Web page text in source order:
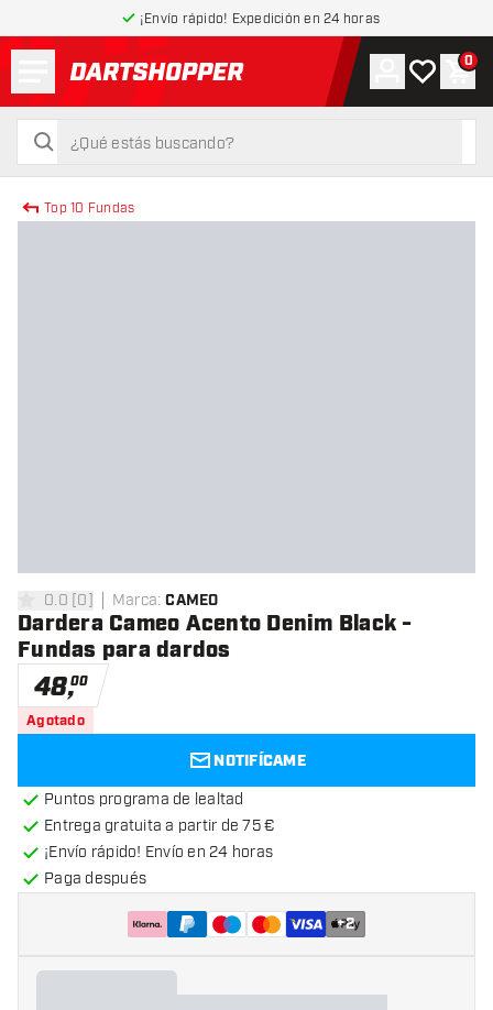
¡Envío rápido! Expedición en 24 horas
volver a la página de inicio
buscar
buscar
Cuenta
Mi lista de
0
Top 10 Fundas
0 estrellas de puntuación
0.0 [0] Marca: CAMEO
Dardera Cameo Acento Denim Black -
Fundas para dardos
48,00
Agotado
NOTIFÍCAME
Puntos programa de lealtad
Entrega gratuita a partir de 75 €
¡Envío rápido! Envío en 24 horas
Paga después
+2